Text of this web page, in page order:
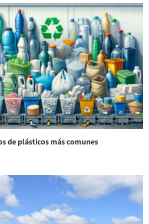
de plásticos más comunes